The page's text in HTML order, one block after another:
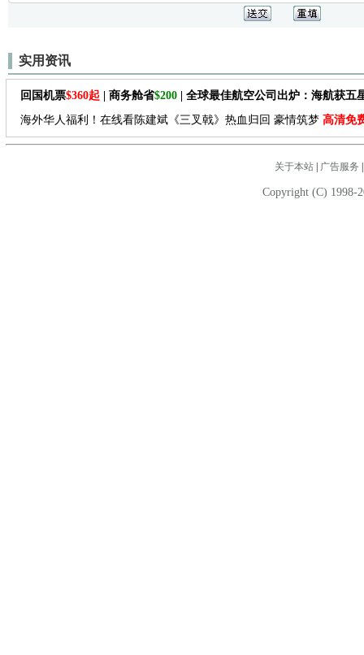
实用资讯
回国机票$360起 | 商务舱省$200 | 全球最佳航空公司出炉：海航获五
海外华人福利！在线看陈建斌《三叉戟》热血归回 豪情筑梦 高清免
关于本站| 广告服务
Copyright (C) 1998-